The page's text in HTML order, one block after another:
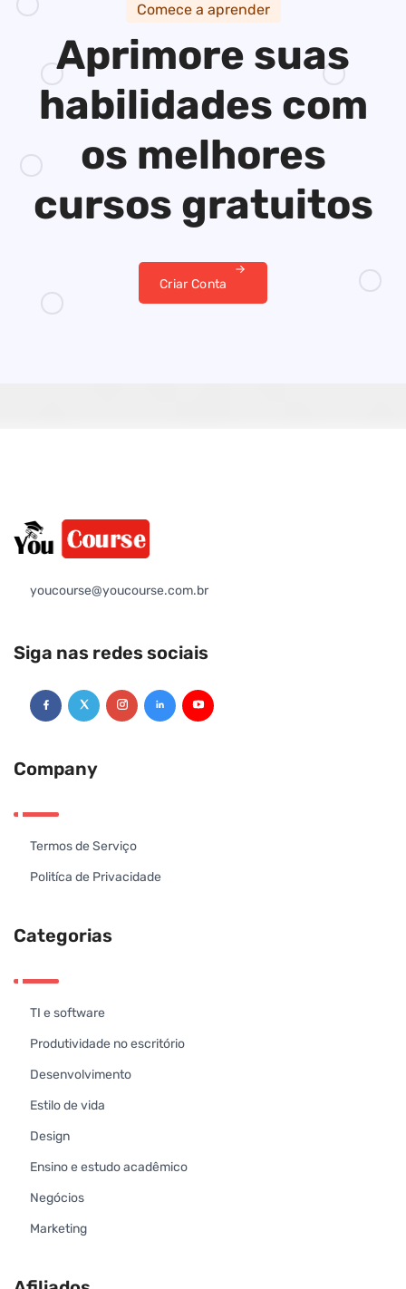
Comece a aprender
Aprimore suas
habilidades com
os melhores
cursos gratuitos
Criar Conta
youcourse@youcourse.com.br
Siga nas redes sociais
Company
Termos de Serviço
Politíca de Privacidade
Categorias
TI e software
Produtividade no escritório
Desenvolvimento
Estilo de vida
Design
Ensino e estudo acadêmico
Negócios
Marketing